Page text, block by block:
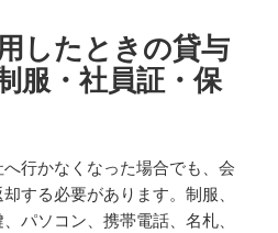
したときの貸与
服・社員証・保
行かなくなった場合でも、会
する必要があります。制服、
パソコン、携帯電話、名札、